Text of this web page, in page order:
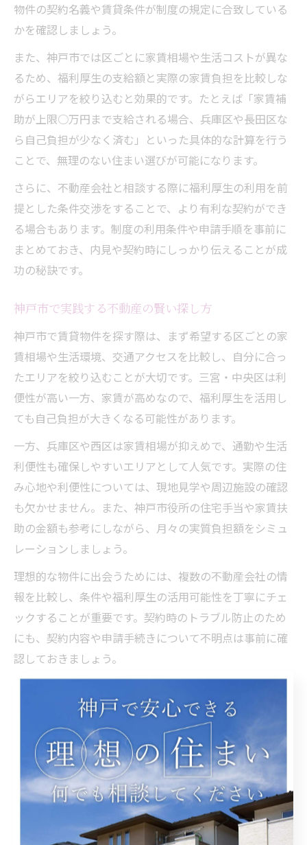
物件の契約名義や賃貸条件が制度の規定に合致している
かを確認しましょう。
また、神戸市では区ごとに家賃相場や生活コストが異な
るため、福利厚生の支給額と実際の家賃負担を比較しな
がらエリアを絞り込むと効果的です。たとえば「家賃補
助が上限○万円まで支給される場合、兵庫区や長田区な
ら自己負担が少なく済む」といった具体的な計算を行う
ことで、無理のない住まい選びが可能になります。
さらに、不動産会社と相談する際に福利厚生の利用を前
提とした条件交渉をすることで、より有利な契約ができ
る場合もあります。制度の利用条件や申請手順を事前に
まとめておき、内見や契約時にしっかり伝えることが成
功の秘訣です。
神戸市で実践する不動産の賢い探し方
神戸市で賃貸物件を探す際は、まず希望する区ごとの家
賃相場や生活環境、交通アクセスを比較し、自分に合っ
たエリアを絞り込むことが大切です。三宮・中央区は利
便性が高い一方、家賃が高めなので、福利厚生を活用し
ても自己負担が大きくなる可能性があります。
一方、兵庫区や西区は家賃相場が抑えめで、通勤や生活
利便性も確保しやすいエリアとして人気です。実際の住
み心地や利便性については、現地見学や周辺施設の確認
も欠かせません。また、神戸市役所の住宅手当や家賃扶
助の金額も参考にしながら、月々の実質負担額をシミュ
レーションしましょう。
理想的な物件に出会うためには、複数の不動産会社の情
報を比較し、条件や福利厚生の活用可能性を丁寧にチェ
ックすることが重要です。契約時のトラブル防止のため
にも、契約内容や申請手続きについて不明点は事前に確
認しておきましょう。
住みやすい区を費用で比較した神戸の
不動産事情
不動産の費用面から見る住みやすい区の選び方
神戸市で住みやすい区を選ぶ際、まず重視すべきは家賃
相場や初期費用など不動産の費用面です。各区によって